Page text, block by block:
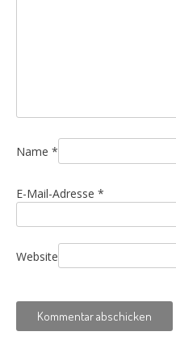
Name *
E-Mail-Adresse *
Website